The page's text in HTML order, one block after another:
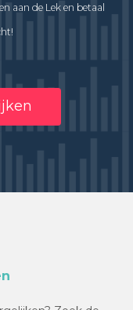
aan de Lek en betaal